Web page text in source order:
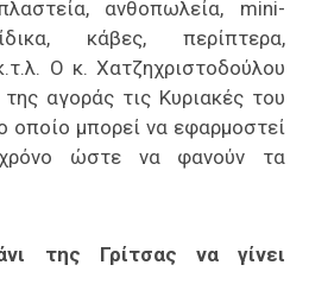
ανθοπωλεία, mini-
κάβες, περίπτερα,
Ο κ. Χατζηχριστοδούλου
αγοράς τις Κυριακές του
οποίο μπορεί να εφαρμοστεί
ώστε να φανούν τα
της Γρίτσας να γίνει